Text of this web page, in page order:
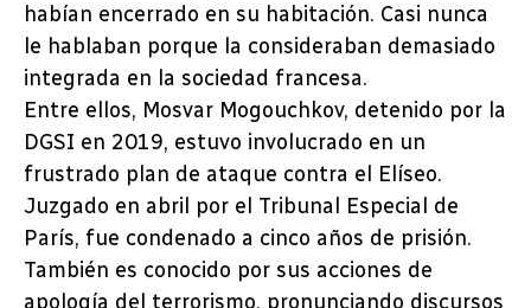
habían encerrado en su habitación. Casi nunca
le hablaban porque la consideraban demasiado
integrada en la sociedad francesa.
Entre ellos, Mosvar Mogouchkov, detenido por la
DGSI en 2019, estuvo involucrado en un
frustrado plan de ataque contra el Elíseo.
Juzgado en abril por el Tribunal Especial de
París, fue condenado a cinco años de prisión.
También es conocido por sus acciones de
apología del terrorismo, pronunciando discursos